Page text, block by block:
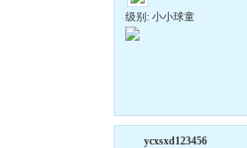
级别: 小小球童
ycxsxd123456